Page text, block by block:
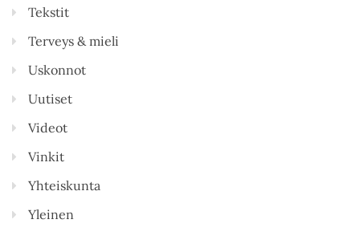
Tekstit
Terveys & mieli
Uskonnot
Uutiset
Videot
Vinkit
Yhteiskunta
Yleinen